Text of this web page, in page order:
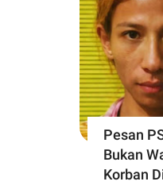
Pesan
Bukan
Korban